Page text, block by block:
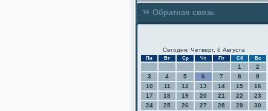
Обратная связь
Сегодня: Четверг, 6 Августа
Пн Вт Ср Чт Пт Сб Вс
1
2
3
4 5 6 7 8
9
10
11 12 13 14 15
16
17
18 19 20 21 22
23
24
25 26 27 28 29
30